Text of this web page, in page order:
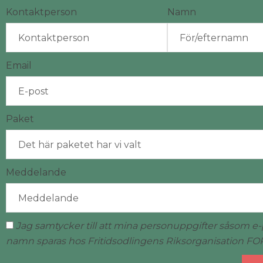
Kontaktperson Namn
Email
Paket
Meddelande
Jag samtycker till att mina personuppgifter såsom
namn sparas hos Fritidsodlingens Riksorganisation